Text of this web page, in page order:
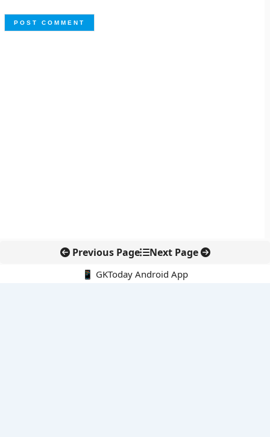
Previous Page Next Page
📱 GKToday Android App